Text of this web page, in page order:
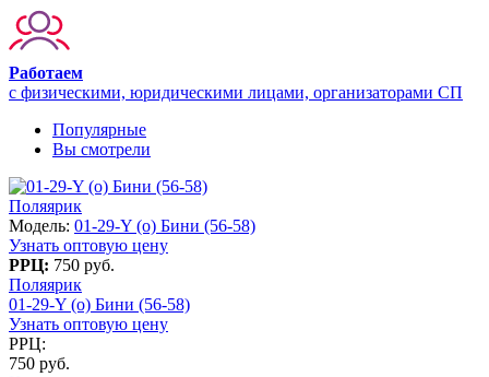
Работаем
с физическими, юридическими лицами, организаторами СП
Популярные
Вы смотрели
Поляярик
Модель: 01-29-Y (о) Бини (56-58)
Узнать оптовую цену
РРЦ: 750 руб.
Поляярик
01-29-Y (о) Бини (56-58)
Узнать оптовую цену
РРЦ:
750 руб.